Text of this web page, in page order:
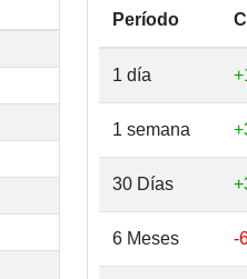
Período
1 día
1 semana
30 Días
6 Meses -